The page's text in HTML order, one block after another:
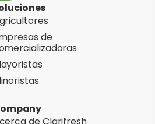
de
de Clarifresh